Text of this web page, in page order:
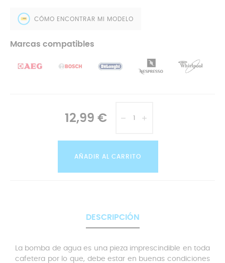
CÓMO ENCONTRAR MI MODELO
Marcas compatibles
12,99 €
AÑADIR AL CARRITO
DESCRIPCIÓN
La bomba de agua es una pieza imprescindible en toda
cafetera por lo que, debe estar en buenas condiciones